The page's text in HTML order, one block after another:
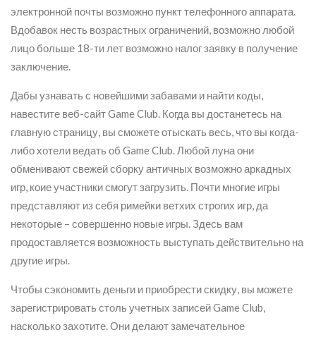
электронной почты возможно пункт телефонного аппарата.
Вдобавок несть возрастных ограничений, возможно любой
лицо больше 18-ти лет возможно налог заявку в получение
заключение.
Дабы узнавать с новейшими забавами и найти коды,
навестите веб-сайт Game Club. Когда вы достанетесь на
главную страницу, вы сможете отыскать весь, что вы когда-
либо хотели ведать об Game Club. Любой луна они
обменивают свежей сборку античных возможно аркадных
игр, коие участники смогут загрузить. Почти многие игры
представляют из себя римейки ветхих строгих игр, да
некоторые – совершенно новые игры. Здесь вам
продоставляется возможность выступать действительно на
другие игры.
Чтобы сэкономить деньги и приобрести скидку, вы можете
зарегистрировать столь учетных записей Game Club,
насколько захотите. Они делают замечательное